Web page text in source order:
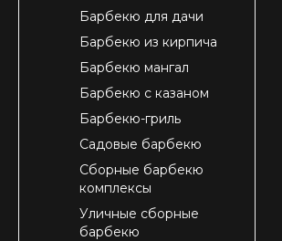
Барбекю для дачи
Барбекю из кирпича
Барбекю мангал
Барбекю с казаном
Барбекю-гриль
Садовые барбекю
Сборные барбекю
комплексы
Уличные сборные
барбекю